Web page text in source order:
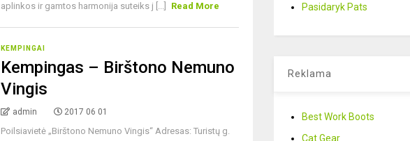
aplinkos ir gamtos harmonija suteiks j [...]
Read More
KEMPINGAI
Kempingas – Birštono Nemuno
Vingis
admin 2017 06 01
Poilsiavietė „Birštono Nemuno Vingis“ Adresas: Turistų g.
Pasidaryk Pats
Reklama
Best Work Boots
Cat Gear